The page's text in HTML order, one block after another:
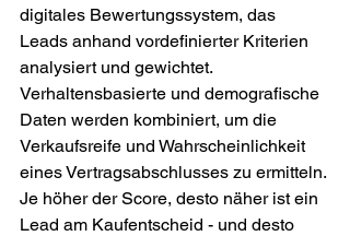
digitales Bewertungssystem, das
Leads anhand vordefinierter Kriterien
analysiert und gewichtet.
Verhaltensbasierte und demografische
Daten werden kombiniert, um die
Verkaufsreife und Wahrscheinlichkeit
eines Vertragsabschlusses zu ermitteln.
Je höher der Score, desto näher ist ein
Lead am Kaufentscheid - und desto